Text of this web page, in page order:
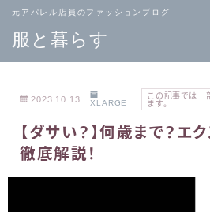
服と暮らす
元アパレル店員のファッションブログ
TOPページ
へ戻る
2023.10.13 XLARGE
この記事では一
ます。
【ダサい？】何歳まで？エ
徹底解説！